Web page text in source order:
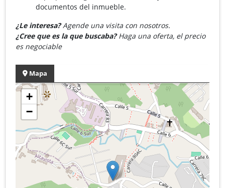
documentos del inmueble.
¿Le interesa?Agende una visita con nosotros.
¿Cree que es la que buscaba?Haga una oferta, el precio
es negociable
Mapa
+
−